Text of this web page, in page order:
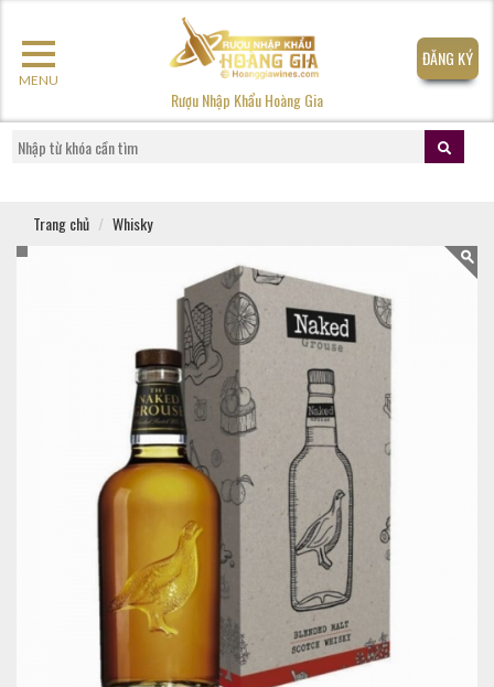
MENU
Rượu Nhập Khẩu Hoàng Gia
ĐĂNG KÝ
Trang chủ Whisky